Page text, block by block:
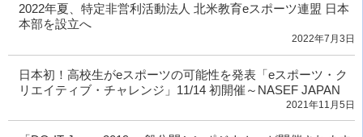
2022年夏、特定非営利活動法人 北米教育eスポーツ連盟 日本
本部を設立へ
2022年7月3日
日本初！高校生がeスポーツの可能性を発表「eスポーツ・ク
リエイティブ・チャレンジ」11/14 初開催～NASEF JAPAN
2021年11月5日